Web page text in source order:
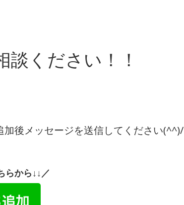
ください！！
後メッセージを送信してください(^^)/
らから↓↓／